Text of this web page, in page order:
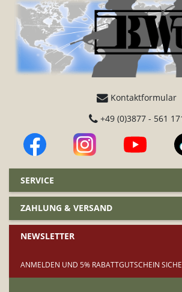
Kontaktformular
+49 (0)3877 - 561
SERVICE
ZAHLUNG & VERSAND
NEWSLETTER
ANMELDEN UND 5% RABATTGUTSCHEIN